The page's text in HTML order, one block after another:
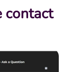
contact